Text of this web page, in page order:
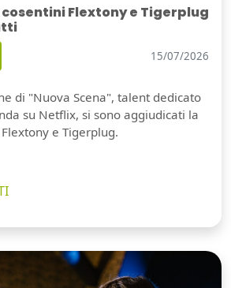
cosentini Flextony e Tigerplug
15/07/2026
di "Nuova Scena", talent dedicato
su Netflix, si sono aggiudicati la
e Tigerplug.